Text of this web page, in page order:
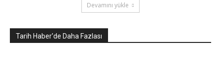
Devamını yükle
Tarih Haber'de Daha Fazlası